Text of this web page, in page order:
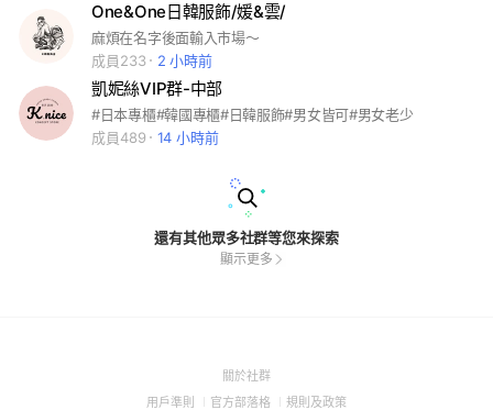
One&One日韓服飾/媛&雲/
麻煩在名字後面輸入市場～
成員233
2 小時前
凱妮絲VIP群-中部
#日本專櫃#韓國專櫃#日韓服飾#男女皆可#男女老少
成員489
14 小時前
還有其他眾多社群等您來探索
顯示更多
關於社群(Open
用戶準則 (Open
官方部落格 (Open
規則及政策(Open